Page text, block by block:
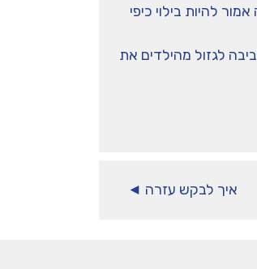
להיות בילוי כיפי
לגזול מהילדים את
איך לבקש עזרה ◄